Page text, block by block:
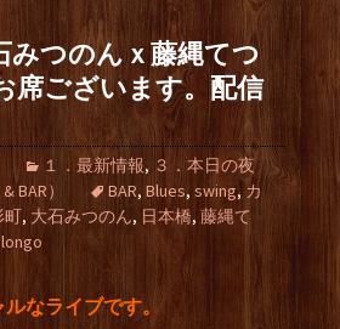
みつのんｘ藤縄てつ
ございます。配信
１．最新情報, ３．本日の夜
BAR）
BAR, Blues, swing, カ
町, 大石みつのん, 日本橋, 藤縄て
ルなライブです。